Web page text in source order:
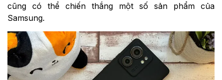
cũng có thể chiến thắng một số sản phẩm của
Samsung.